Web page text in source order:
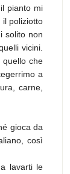
pianto mi
il poliziotto
solito non
vicini.
quello che
a
carne,
gioca da
così
lavarti le